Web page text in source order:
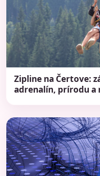
Zipline na Čertove:
adrenalín, prírodu a